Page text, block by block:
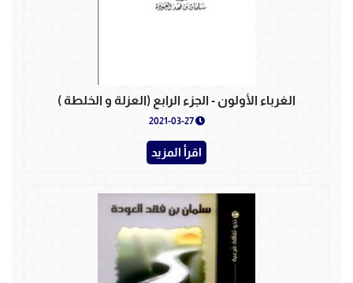
الغرباء الأولون - الجزء الرابع (العزلة و الخلطة )
2021-03-27
اقرأ المزيد